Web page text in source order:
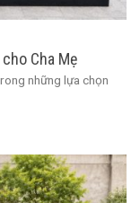
Cha Mẹ
những lựa chọn